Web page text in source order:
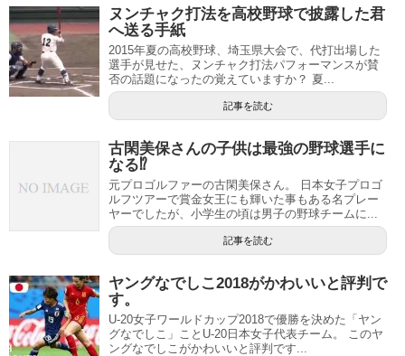
ヌンチャク打法を高校野球で披露した君
へ送る手紙
2015年夏の高校野球、埼玉県大会で、代打出場した
選手が見せた、ヌンチャク打法パフォーマンスが賛
否の話題になったの覚えていますか？ 夏...
記事を読む
古閑美保さんの子供は最強の野球選手に
なる⁉︎
元プロゴルファーの古閑美保さん。 日本女子プロゴ
ルフツアーで賞金女王にも輝いた事もある名プレー
ヤーでしたが、小学生の頃は男子の野球チームに...
記事を読む
ヤングなでしこ2018がかわいいと評判で
す。
U-20女子ワールドカップ2018で優勝を決めた「ヤン
グなでしこ」ことU-20日本女子代表チーム。 このヤ
ングなでしこがかわいいと評判です...